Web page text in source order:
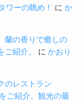
ワーの眺め！
に か
蘭の香りで癒しの
紹介。
に かおり
のレストラン
ご紹介。観光の最